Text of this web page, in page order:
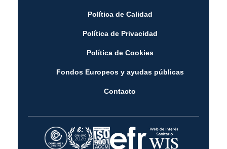
Política de Calidad
Política de Privacidad
Política de Cookies
Fondos Europeos y ayudas públicas
Contacto